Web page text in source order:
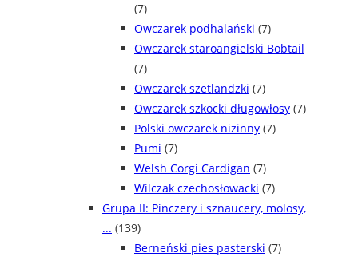
(7)
Owczarek podhalański (7)
Owczarek staroangielski Bobtail
(7)
Owczarek szetlandzki (7)
Owczarek szkocki długowłosy (7)
Polski owczarek nizinny (7)
Pumi (7)
Welsh Corgi Cardigan (7)
Wilczak czechosłowacki (7)
Grupa II: Pinczery i sznaucery, molosy,
... (139)
Berneński pies pasterski (7)